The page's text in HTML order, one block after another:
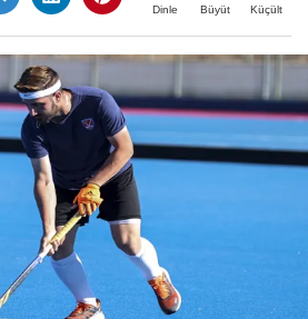
Dinle Büyüt Küçült